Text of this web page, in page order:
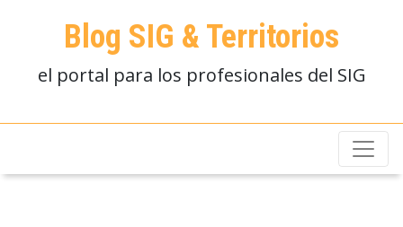
Blog SIG & Territorios
el portal para los profesionales del SIG